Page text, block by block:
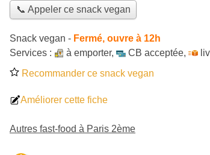
📞 Appeler ce snack vegan
Snack vegan - Fermé, ouvre à 12h
Services :
à emporter, CB acceptée,
Recommander ce snack vegan
Améliorer cette fiche
Autres fast-food à Paris 2ème